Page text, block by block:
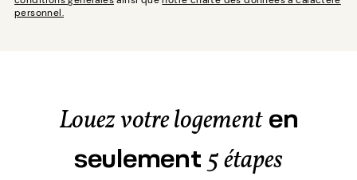
personnel.
Louez votre logementen
seulement5 étapes